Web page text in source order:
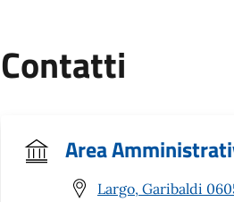
Contatti
Area
Largo, Garibaldi